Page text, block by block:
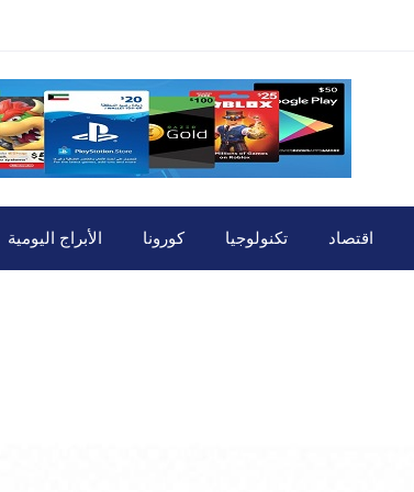
اقتصاد تكنولوجيا كورونا الأبراج اليومية